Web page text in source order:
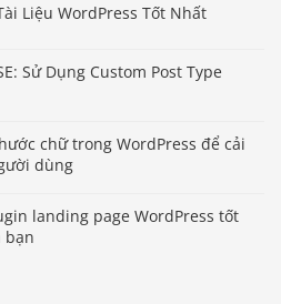
Liệu WordPress Tốt Nhất
Sử Dụng Custom Post Type
chữ trong WordPress để cải
dùng
landing page WordPress tốt
bạn